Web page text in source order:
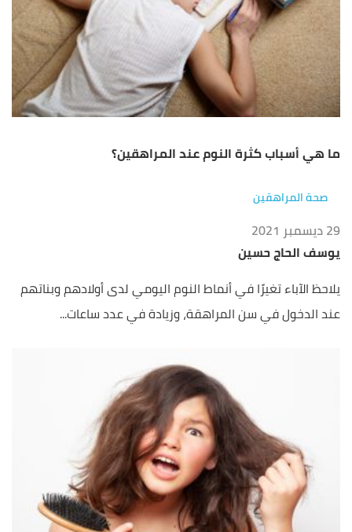
ما هي أسباب كثرة النوم عند المراهقين؟
صحة المراهقين
29 ديسمبر 2021
يوسف الحاج حسين
يلاحظ الآباء تغيرًا في أنماط النوم اليومي لدى أولادهم وبناتهم
عند الدخول في سن المراهقة، وزيادة في عدد ساعات...